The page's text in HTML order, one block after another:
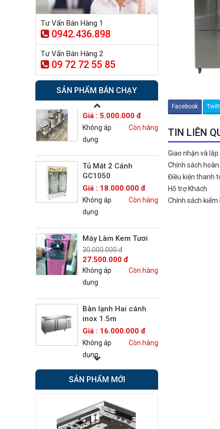
Facebook
TIN LIÊN
Giao nhận và lắp
Chính sách
Điều kiện thanh
Hỗ trợ Khách
Chính sách kiểm
Tư Vấn Bán Hàng 1
0942.436.898
Tư Vấn Bán Hàng 2
09 72 72 55 85
SẢN PHẨM BÁN CHẠY
Tủ sấy công nghiệp
21.300.000 đ
20.500.000 đ
Không áp
dụng
Nồi phở 30- 50- 70 Lít
Giá : 5.000.000 đ
Không áp
dụng
Còn hàng
Tủ Mát 2 Cánh
GC1050
Giá : 18.000.000 đ
Không áp
dụng
Còn hàng
Máy Làm Kem Tươi
30.000.000 đ
27.500.000 đ
Không áp
dụng
Bàn lạnh Hai cánh
inox 1.5m
Giá : 16.000.000 đ
Không áp
dụng
Còn hàng
Bếp Âu 6 họng có lò
nướng Berjaya
Giá : 42.500.000 đ
Không áp
dụng
SẢN PHẨM MỚI